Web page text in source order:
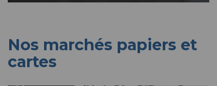
Papeteries
de
Nos marchés papiers et
cartes